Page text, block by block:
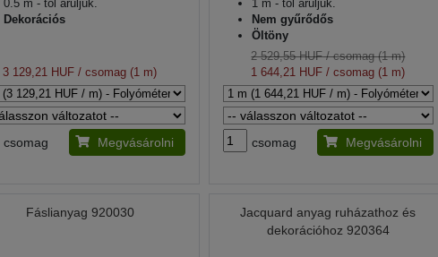
0.5 m - tól áruljuk.
Dekorációs
3 129,21 HUF / csomag (1 m)
csomag Megvásárolni
1 m - tól áruljuk.
Nem gyűrődős
Öltöny
2 529,55 HUF/ csomag (1 m)
1 644,21 HUF / csomag (1 m)
csomag Megvásárolni
Fáslianyag 920030
Jacquard anyag ruházathoz és
dekorációhoz 920364